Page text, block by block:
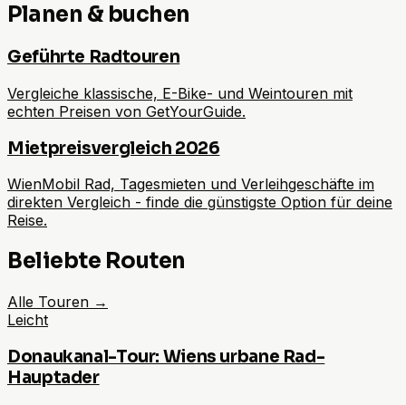
Planen & buchen
Geführte Radtouren
Vergleiche klassische, E-Bike- und Weintouren mit
echten Preisen von GetYourGuide.
Mietpreisvergleich 2026
WienMobil Rad, Tagesmieten und Verleihgeschäfte im
direkten Vergleich - finde die günstigste Option für deine
Reise.
Beliebte Routen
Alle Touren →
Leicht
Donaukanal-Tour: Wiens urbane Rad-
Hauptader